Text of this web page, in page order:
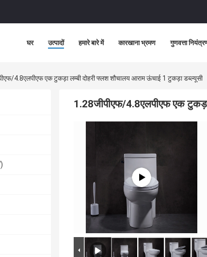
घर उत्पादों हमारे बारे में कारखाना भ्रमण गुणवत्ता
4.8एलपीएफ एक टुकड़ा लम्बी दोहरी फ्लश शौचालय आराम ऊंचाई 1 टुकड़ा डब्ल्यूसी
1.28जीपीएफ/4.8एलपीएफ एक